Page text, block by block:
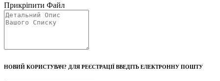
Прикріпити Файл
НОВИЙ КОРИСТУВАЧ? ДЛЯ РЕЄСТРАЦІЇ ВВЕДІТЬ ЕЛЕКТРОННУ ПОШТУ